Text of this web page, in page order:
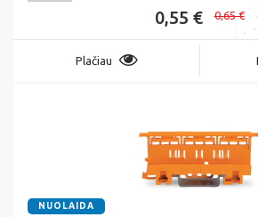
0,55 € 0,65 €
Plačiau
NUOLAIDA